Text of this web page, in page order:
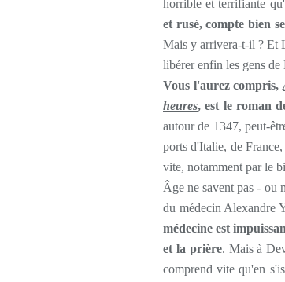
horrible et terrifiante
et rusé, compte bien
Mais y arrivera-t-il ? Et
libérer enfin les gens
Vous l'aurez compris,
heures, est le roman
autour de 1347, peut-
ports d'Italie, de
vite, notamment par le
Âge ne savent pas - ou
du médecin Alexandre
médecine est
et la prière. Mais à
comprend vite qu'en